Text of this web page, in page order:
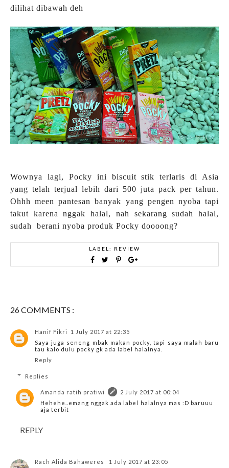
dilihat dibawah deh
Wownya lagi, Pocky ini biscuit stik terlaris di Asia
yang telah terjual lebih dari 500 juta pack per tahun.
Ohhh meen pantesan banyak yang pengen nyoba tapi
takut karena nggak halal, nah sekarang sudah halal,
sudah berani nyoba produk Pocky doooong?
LABEL: REVIEW
26 COMMENTS :
Hanif Fikri
1 July 2017 at 22:35
Saya juga seneng mbak makan pocky, tapi saya malah baru
tau kalo dulu pocky gk ada label halalnya.
Reply
Replies
Amanda ratih pratiwi
2 July 2017 at 00:04
Hehehe..emang nggak ada label halalnya mas :D baruuu
aja terbit
REPLY
Rach Alida Bahaweres
1 July 2017 at 23:05